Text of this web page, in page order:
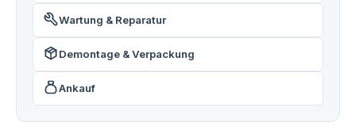
Wartung & Reparatur
Demontage & Verpackung
Ankauf